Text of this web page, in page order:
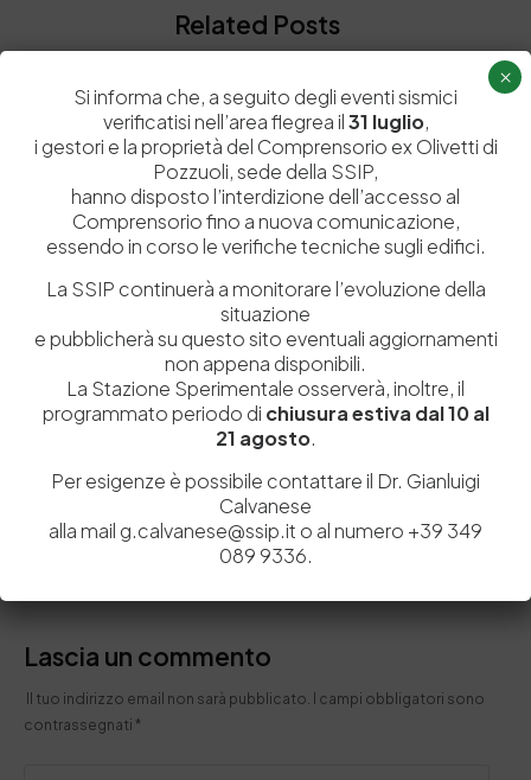
Related Posts
Old
Iscriviti alla Newsletter
Ora è possibile restare sempre in contatto con noi
riguardo le ultime notizie della Stazione…
by Admin_dev2 0 0
Lascia un commento
Il tuo indirizzo email non sarà pubblicato. I campi obbligatori sono
contrassegnati *
Si informa che, a seguito degli eventi sismici
verificatisi nell’area flegrea il31 luglio,
i gestori e la proprietà del Comprensorio ex Olivetti di
Pozzuoli, sede della SSIP,
hanno disposto l’interdizione dell’accesso al
Comprensorio fino a nuova comunicazione,
essendo in corso le verifiche tecniche sugli edifici.
La SSIP continuerà a monitorare l’evoluzione della
situazione
e pubblicherà su questo sito eventuali aggiornamenti
non appena disponibili.
La Stazione Sperimentale osserverà, inoltre, il
programmato periodo di chiusura estiva dal 10 al
21 agosto.
Per esigenze è possibile contattare il Dr. Gianluigi
Calvanese
alla mail g.calvanese@ssip.it o al numero +39 349
089 9336.
×